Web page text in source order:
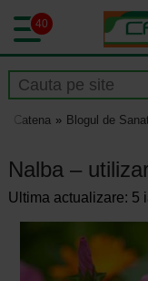
40
Catena Blogul de
Nalba –
Ultima actualizare: 5